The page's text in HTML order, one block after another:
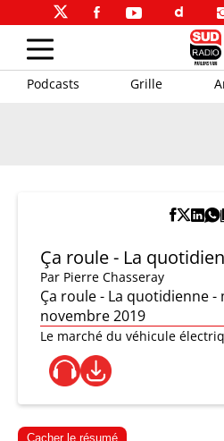
Podcasts Grille
Ça roule - La
Par Pierre Chasseray
Ça roule - La quotidienne -
novembre 2019
Le marché du véhicule
Cacher le résumé